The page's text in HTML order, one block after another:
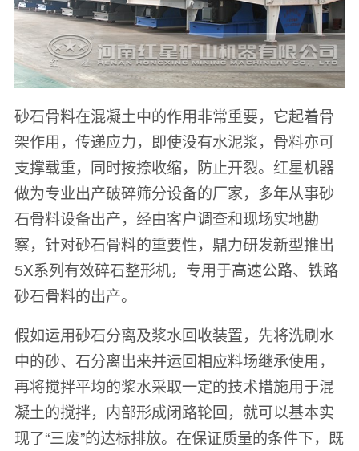
砂石骨料在混凝土中的作用非常重要，它起着骨
架作用，传递应力，即使没有水泥浆，骨料亦可
支撑载重，同时按捺收缩，防止开裂。红星机器
做为专业出产破碎筛分设备的厂家，多年从事砂
石骨料设备出产，经由客户调查和现场实地勘
察，针对砂石骨料的重要性，鼎力研发新型推出
5X系列有效碎石整形机，专用于高速公路、铁路
砂石骨料的出产。
假如运用砂石分离及浆水回收装置，先将洗刷水
中的砂、石分离出来并运回相应料场继承使用，
再将搅拌平均的浆水采取一定的技术措施用于混
凝土的搅拌，内部形成闭路轮回，就可以基本实
现了“三废”的达标排放。在保证质量的条件下，既